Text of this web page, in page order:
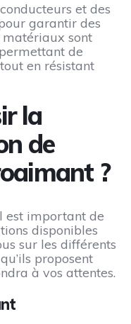
et des
garantir des
matériaux sont
de
tout en résistant
la
de
?
est important de
disponibles
sur les différents
proposent
à vos attentes.